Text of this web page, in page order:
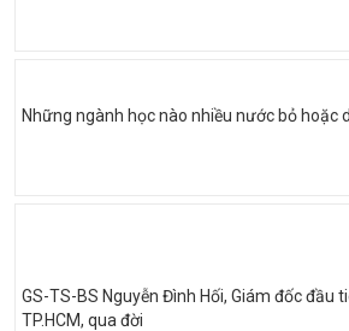
Những ngành học nào nhiều nước bỏ hoặc
GS-TS-BS Nguyễn Đình Hối, Giám đốc đầu
TP.HCM, qua đời